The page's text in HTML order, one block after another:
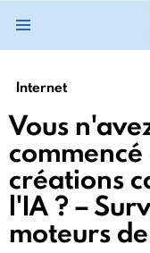
Internet
Vous
créations
l'IA ? –
moteurs